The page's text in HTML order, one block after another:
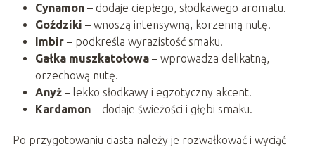
Cynamon – dodaje ciepłego, słodkawego aromatu.
Goździki – wnoszą intensywną, korzenną nutę.
Imbir – podkreśla wyrazistość smaku.
Gałka muszkatołowa – wprowadza delikatną,
orzechową nutę.
Anyż – lekko słodkawy i egzotyczny akcent.
Kardamon – dodaje świeżości i głębi smaku.
Po przygotowaniu ciasta należy je rozwałkować i wyciąć